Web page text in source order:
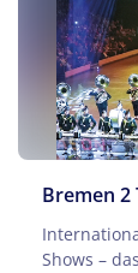
Bremen 2
Shows –